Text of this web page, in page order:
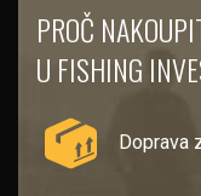
PROČ
U FISHING
Doprava